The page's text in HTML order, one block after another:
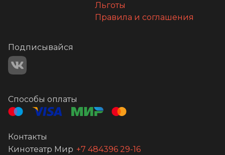
Льготы
Правила и соглашения
Подписывайся
Способы оплаты
Контакты
Кинотеатр Мир +7 484396 29-16